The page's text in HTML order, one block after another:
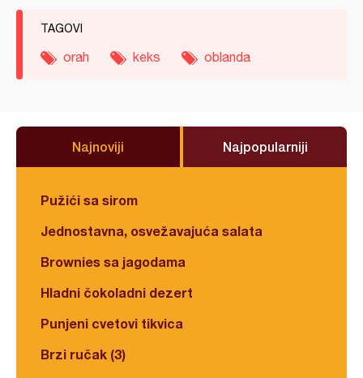
TAGOVI
orah keks oblanda
Najnoviji Najpopularniji
Pužići sa sirom
Jednostavna, osvežavajuća salata
Brownies sa jagodama
Hladni čokoladni dezert
Punjeni cvetovi tikvica
Brzi ručak (3)